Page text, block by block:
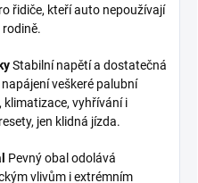
řidiče, kteří auto nepoužívají
rodině.
Stabilní napětí a dostatečná
veškeré palubní
vyhřívání i
jen klidná jízda.
Pevný obal odolává
vlivům i extrémním